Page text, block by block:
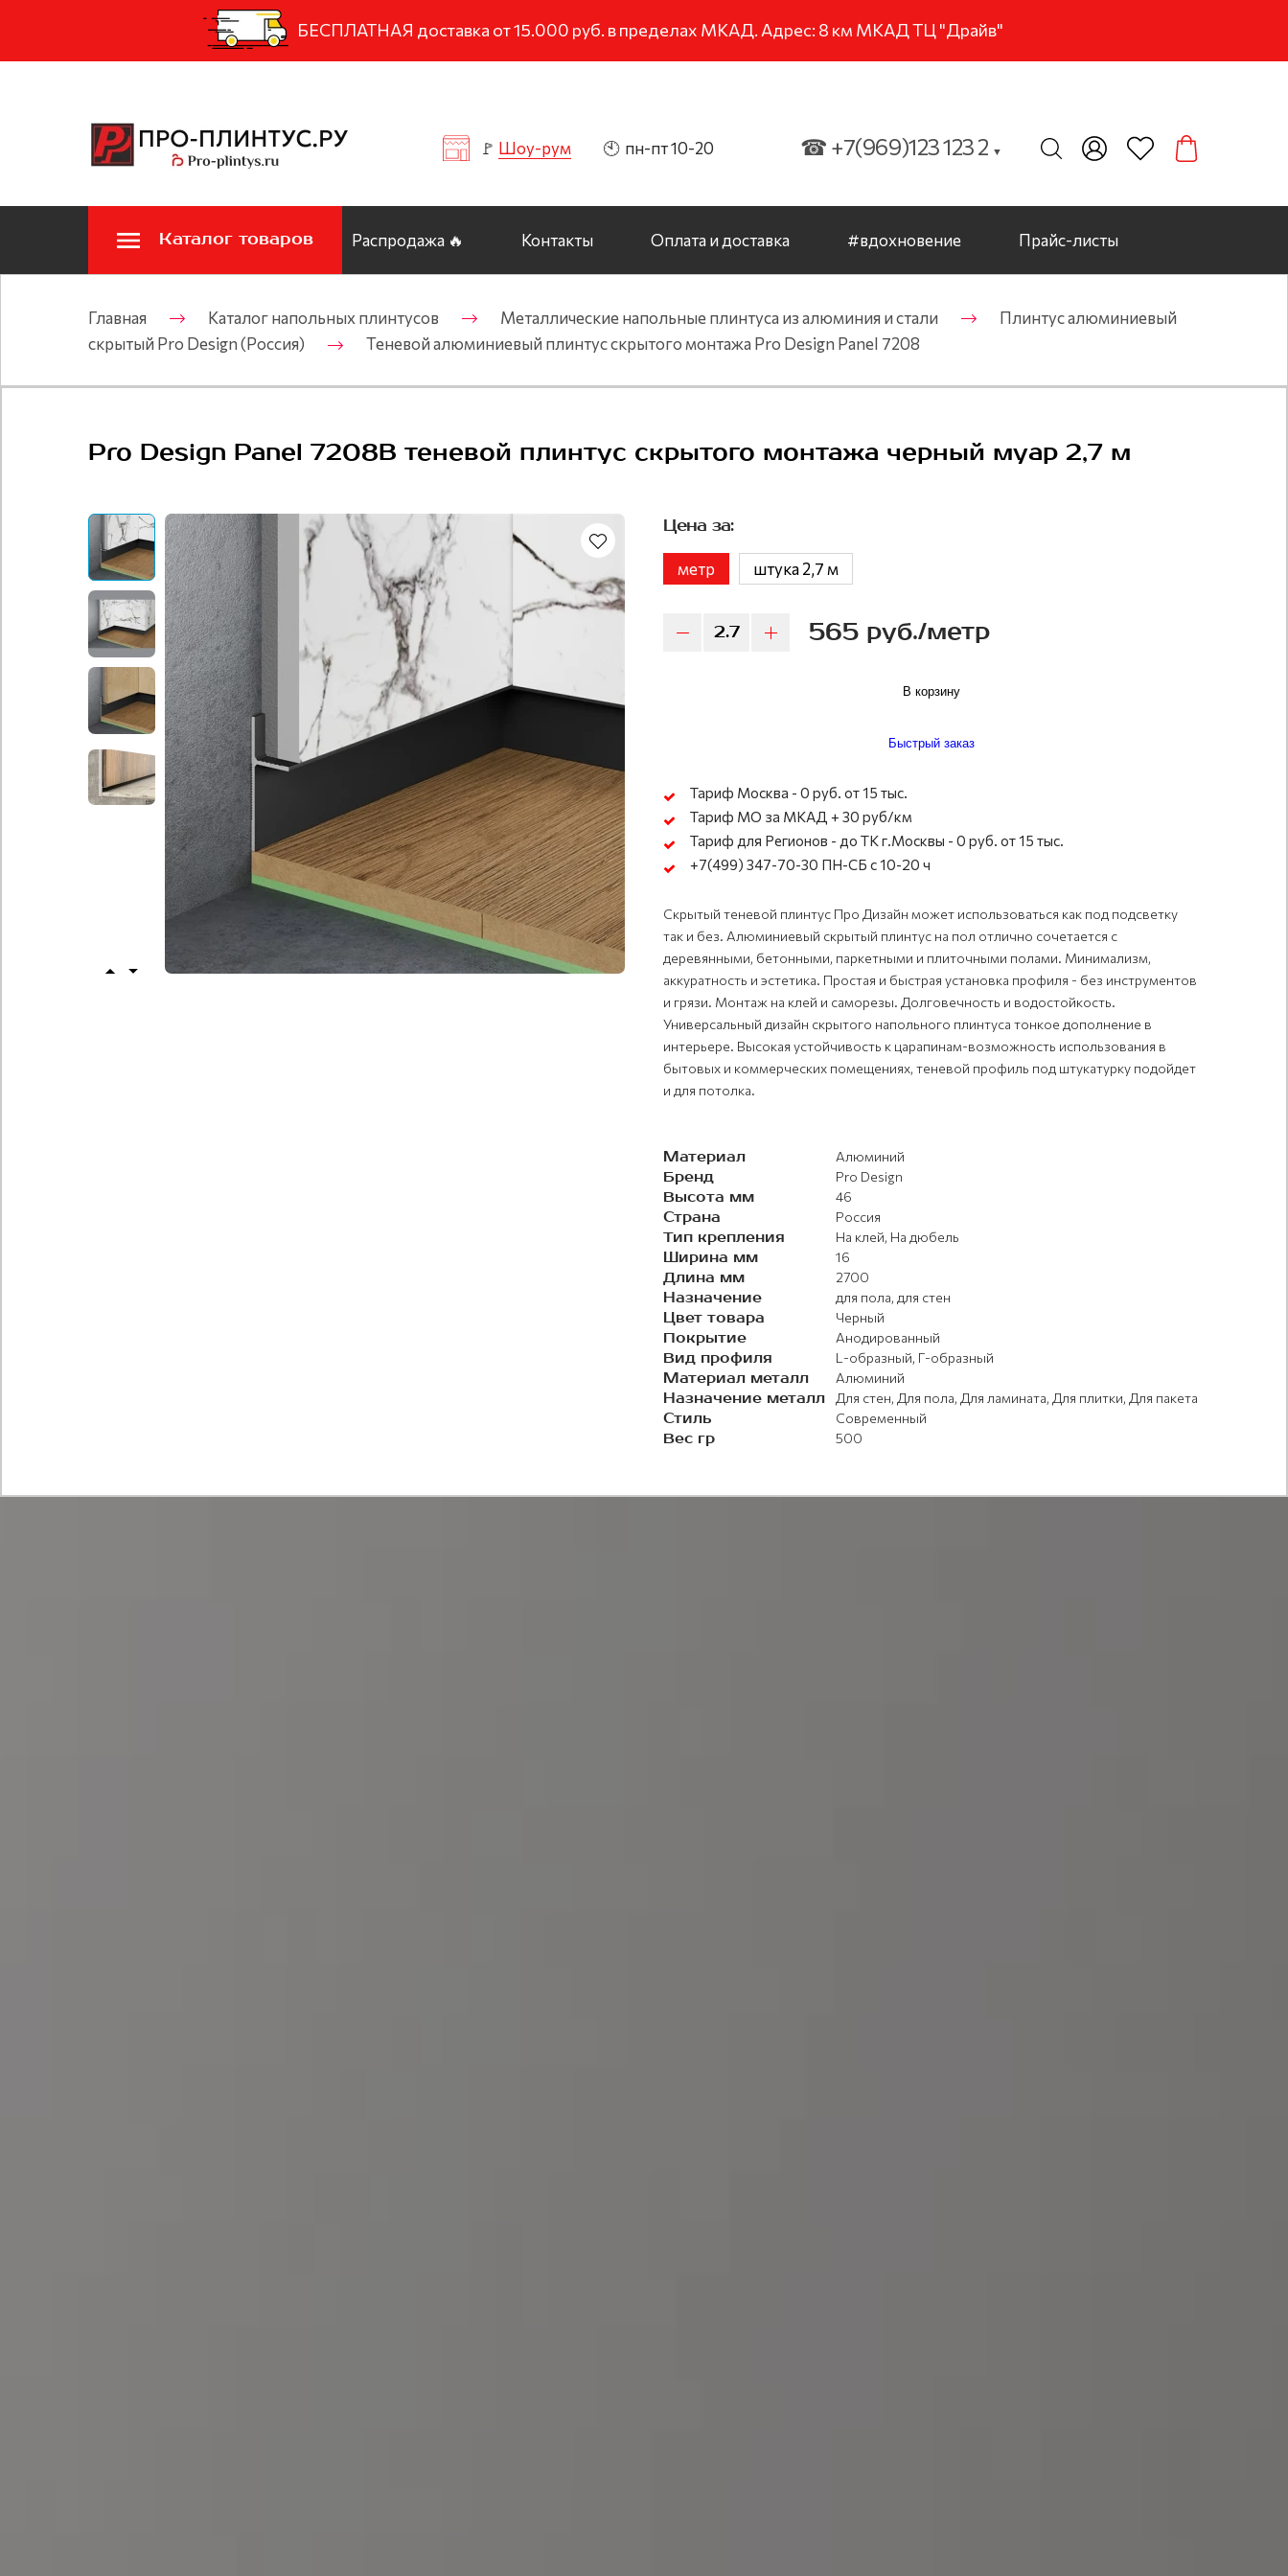
БЕСПЛАТНАЯ доставка от 15.000 руб. в пределах МКАД. Адрес: 8 км МКАД ТЦ "Драйв"
🚩 Шоу-рум 🕙 пн-пт 10-20 ☎ +7(969)123 123 2 ▼
Каталог товаров Распродажа 🔥 Контакты Оплата и доставка #вдохновение Прайс-листы
Главная Каталог напольных плинтусов Металлические напольные плинтуса из алюминия и стали
Плинтус алюминиевый
скрытый Pro Design (Россия)
Теневой алюминиевый плинтус скрытого монтажа Pro Design Panel 7208
Pro Design Panel 7208B теневой плинтус скрытого монтажа черный муар 2,7 м
Цена за:
метр штука 2,7 м
565 руб./метр
В корзину
Быстрый заказ
Тариф Москва - 0 руб. от 15 тыс.
Тариф МО за МКАД + 30 руб/км
Тариф для Регионов - до ТК г.Москвы - 0 руб. от 15 тыс.
+7(499) 347-70-30 ПН-СБ с 10-20 ч
Скрытый теневой плинтус Про Дизайн может использоваться как под подсветку
так и без. Алюминиевый скрытый плинтус на пол отлично сочетается с
деревянными, бетонными, паркетными и плиточными полами. Минимализм,
аккуратность и эстетика. Простая и быстрая установка профиля - без инструментов
и грязи. Монтаж на клей и саморезы. Долговечность и водостойкость.
Универсальный дизайн скрытого напольного плинтуса тонкое дополнение в
интерьере. Высокая устойчивость к царапинам-возможность использования в
бытовых и коммерческих помещениях, теневой профиль под штукатурку подойдет
и для потолка.
Материал Алюминий
Бренд Pro Design
Высота мм 46
Страна Россия
Тип крепления На клей, На дюбель
Ширина мм 16
Длина мм 2700
Назначение для пола, для стен
Цвет товара Черный
Покрытие Анодированный
Вид профиля L-образный, Г-образный
Материал металл Алюминий
Назначение металл Для стен, Для пола, Для ламината, Для плитки, Для пакета
Стиль Современный
Вес гр 500